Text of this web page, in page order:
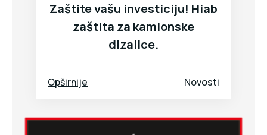
Zaštite vašu investiciju! Hiab
zaštita za kamionske
dizalice.
Novosti
Opširnije